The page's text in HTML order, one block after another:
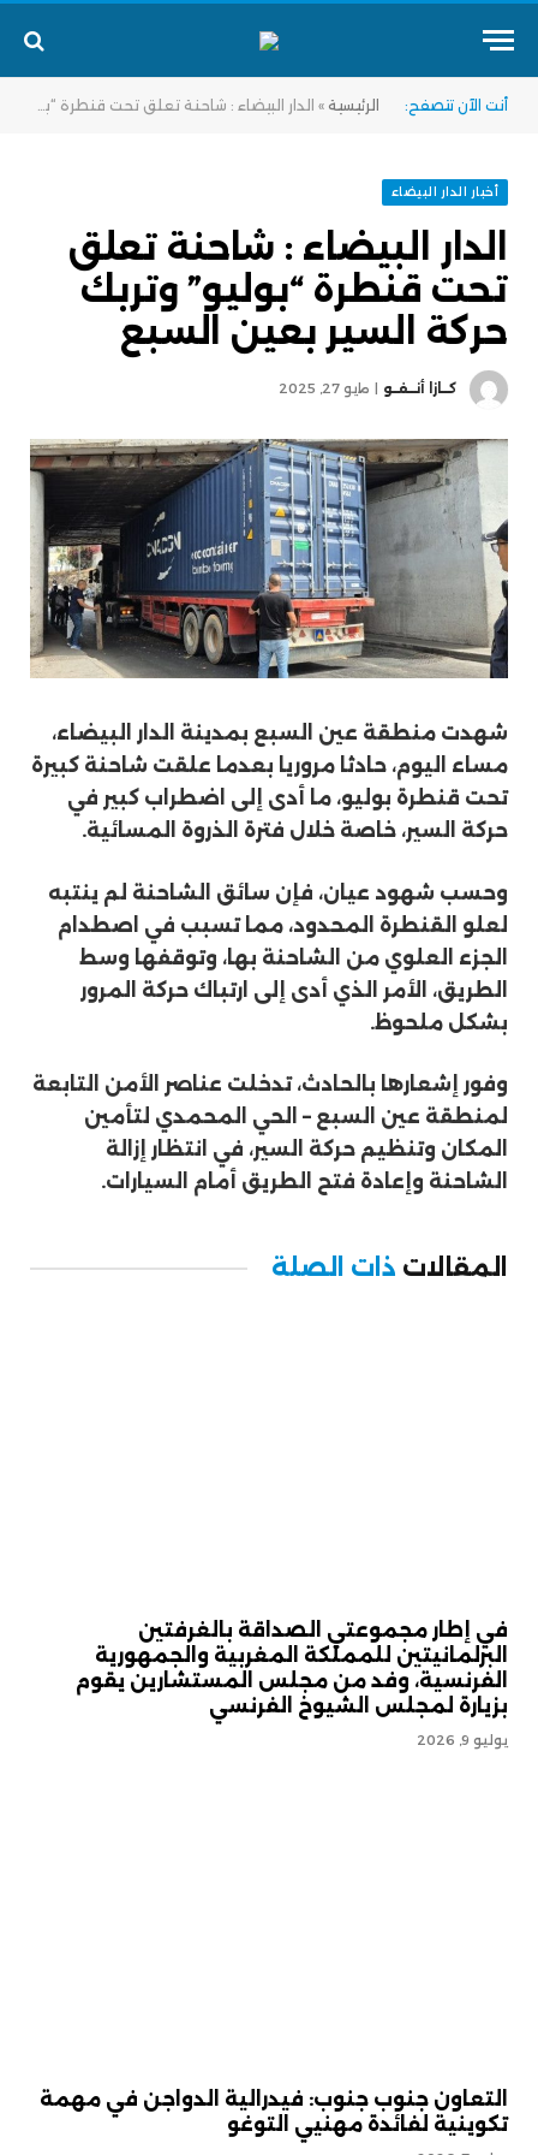
أنت الآن تتصفح: الرئيسية » الدار البيضاء : شاحنة تعلق تحت قنطرة “بوليو” وتربك حركة السير بعين السبع
أخبار الدار البيضاء
الدار البيضاء : شاحنة تعلق
تحت قنطرة “بوليو” وتربك
حركة السير بعين السبع
كــازا أنــفــو مايو 27, 2025
شهدت منطقة عين السبع بمدينة الدار البيضاء،
مساء اليوم، حادثا مروريا بعدما علقت شاحنة كبيرة
تحت قنطرة بوليو، ما أدى إلى اضطراب كبير في
حركة السير، خاصة خلال فترة الذروة المسائية.
وحسب شهود عيان، فإن سائق الشاحنة لم ينتبه
لعلو القنطرة المحدود، مما تسبب في اصطدام
الجزء العلوي من الشاحنة بها، وتوقفها وسط
الطريق، الأمر الذي أدى إلى ارتباك حركة المرور
بشكل ملحوظ.
وفور إشعارها بالحادث، تدخلت عناصر الأمن التابعة
لمنطقة عين السبع – الحي المحمدي لتأمين
المكان وتنظيم حركة السير، في انتظار إزالة
الشاحنة وإعادة فتح الطريق أمام السيارات.
المقالات ذات الصلة
في إطار مجموعتي الصداقة بالغرفتين
البرلمانيتين للمملكة المغربية والجمهورية
الفرنسية، وفد من مجلس المستشارين يقوم
بزيارة لمجلس الشيوخ الفرنسي
يوليو 9, 2026
التعاون جنوب جنوب: فيدرالية الدواجن في مهمة
تكوينية لفائدة مهنيي التوغو